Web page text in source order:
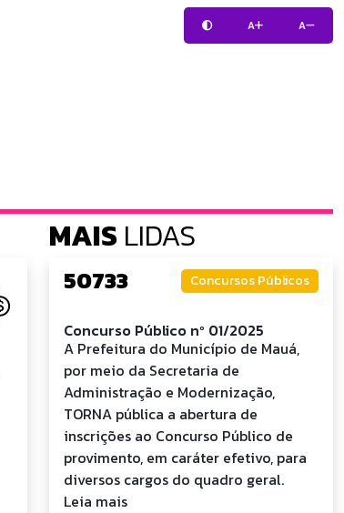
A A
MAISLIDAS
50733 Concursos Públicos
Concurso Público nº 01/2025
A Prefeitura do Município de Mauá,
por meio da Secretaria de
Administração e Modernização,
TORNA pública a abertura de
inscrições ao Concurso Público de
provimento, em caráter efetivo, para
diversos cargos do quadro geral.
Leia mais